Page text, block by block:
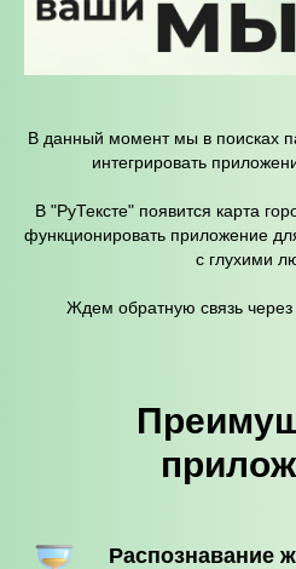
В данный момент мы в поисках
интегрировать
В "РуТексте" появится карта
функционировать приложение
с глухими
Ждем обратную связь
Распознавание